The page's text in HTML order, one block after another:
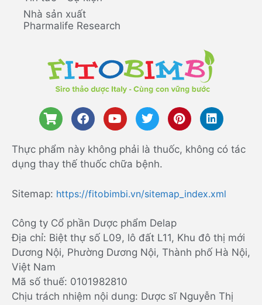
Nhà sản xuất
Pharmalife Research
Thực phẩm này không phải là thuốc, không có tác
dụng thay thế thuốc chữa bệnh.
Sitemap: https://fitobimbi.vn/sitemap_index.xml
Công ty Cổ phần Dược phẩm Delap
Địa chỉ: Biệt thự số L09, lô đất L11, Khu đô thị mới
Dương Nội, Phường Dương Nội, Thành phố Hà Nội,
Việt Nam
Mã số thuế: 0101982810
Chịu trách nhiệm nội dung: Dược sĩ Nguyễn Thị